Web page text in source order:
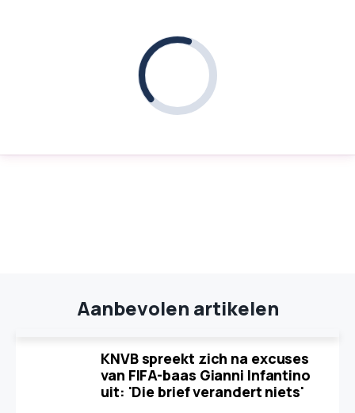
Aanbevolen artikelen
KNVB spreekt zich na excuses
van FIFA-baas Gianni Infantino
uit: 'Die brief verandert niets'